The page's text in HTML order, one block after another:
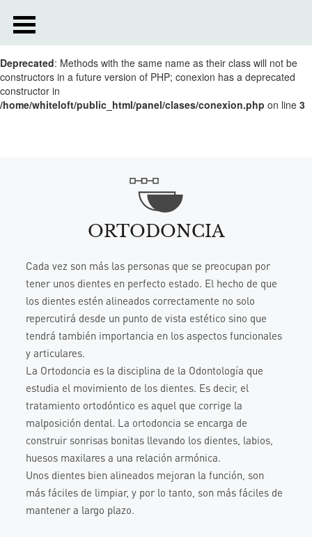
Deprecated
instead in
Deprecated: Methods with the same name as their class will not be
constructors in a future version of PHP; conexion has a deprecated
constructor in
/home/whiteloft/public_html/panel/clases/conexion.php on line 3
ORTODONCIA
Cada vez son más las personas que se preocupan por
tener unos dientes en perfecto estado. El hecho de que
los dientes estén alineados correctamente no solo
repercutirá desde un punto de vista estético sino que
tendrá también importancia en los aspectos funcionales
y articulares.
La Ortodoncia es la disciplina de la Odontología que
estudia el movimiento de los dientes. Es decir, el
tratamiento ortodóntico es aquel que corrige la
malposición dental. La ortodoncia se encarga de
construir sonrisas bonitas llevando los dientes, labios,
huesos maxilares a una relación armónica.
Unos dientes bien alineados mejoran la función, son
más fáciles de limpiar, y por lo tanto, son más fáciles de
mantener a largo plazo.